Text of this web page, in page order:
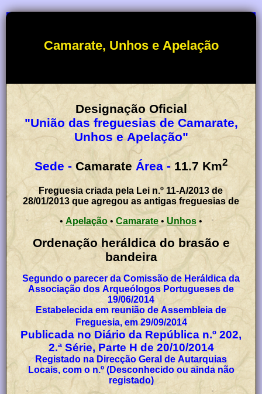
Camarate, Unhos e Apelação
Designação Oficial
"União das freguesias de Camarate,
Unhos e Apelação"
Sede - Camarate Área - 11.7 Km2
Freguesia criada pela Lei n.º 11-A/2013 de
28/01/2013 que agregou as antigas freguesias de
•Apelação • Camarate • Unhos •
Ordenação heráldica do brasão e
bandeira
Segundo o parecer da Comissão de Heráldica da
Associação dos Arqueólogos Portugueses de
19/06/2014
Estabelecida em reunião de Assembleia de
Freguesia, em 29/09/2014
Publicada no Diário da República n.º 202,
2.ª Série, Parte H de 20/10/2014
Registado na Direcção Geral de Autarquias
Locais, com o n.º (Desconhecido ou ainda não
registado)